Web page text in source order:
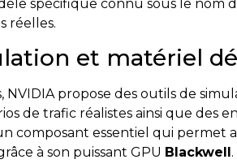
spécifique connu sous le nom
réelles.
et matériel
propose des outils de
de trafic réalistes ainsi que des
composant essentiel qui permet
à son puissant GPU Blackwell.